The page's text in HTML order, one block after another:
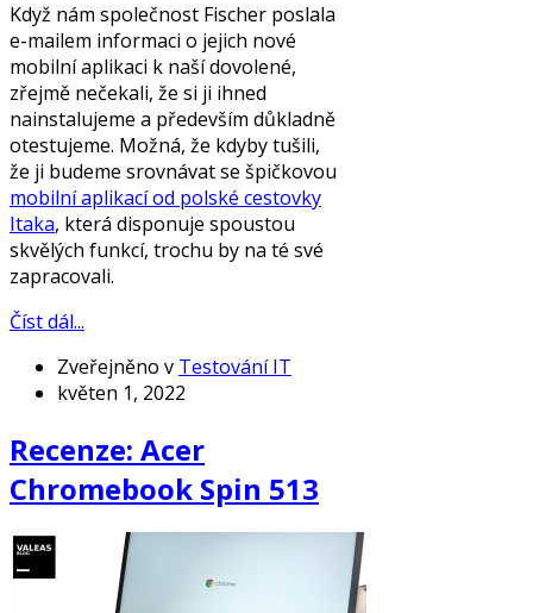
Když nám společnost Fischer poslala
e-mailem informaci o jejich nové
mobilní aplikaci k naší dovolené,
zřejmě nečekali, že si ji ihned
nainstalujeme a především důkladně
otestujeme. Možná, že kdyby tušili,
že ji budeme srovnávat se špičkovou
mobilní aplikací od polské cestovky
Itaka, která disponuje spoustou
skvělých funkcí, trochu by na té své
zapracovali.
Číst dál...
Zveřejněno v Testování IT
květen 1, 2022
Recenze: Acer
Chromebook Spin 513